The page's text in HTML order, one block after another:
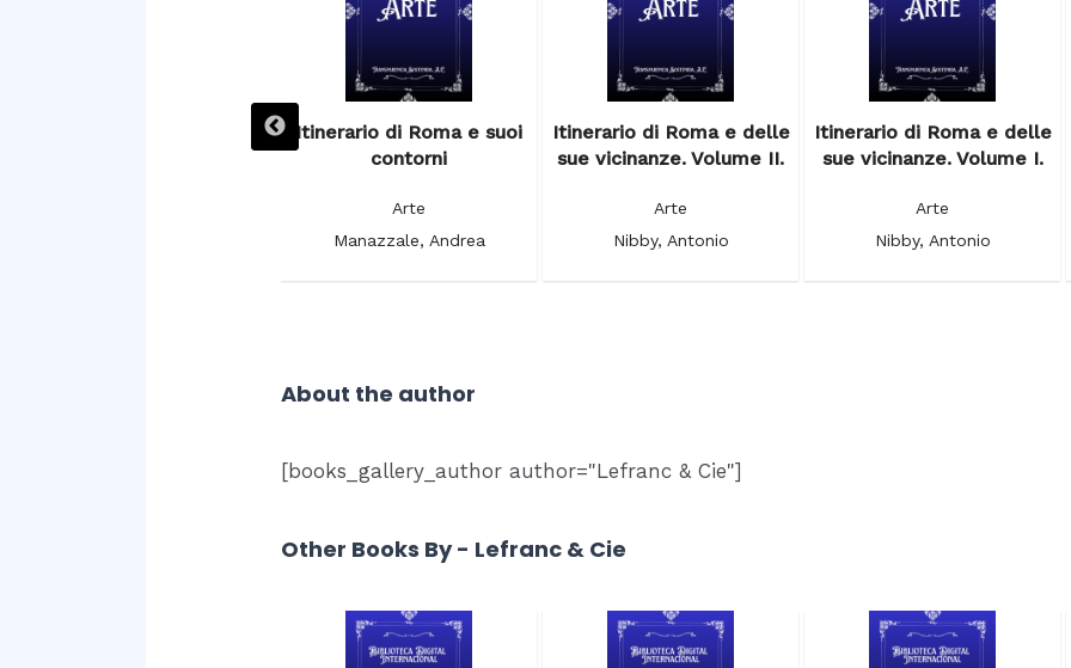
artistique et monumentale,
Itinerario di Roma e suoi
contorni
Arte
Manazzale, Andrea
Itinerario di Roma e delle
sue vicinanze. Volume II.
Arte
Nibby, Antonio
Itinerario di Roma e delle
sue vicinanze. Volume I.
Arte
Nibby, Antonio
About the author
[books_gallery_author author="Lefranc & Cie"]
Other Books By - Lefranc & Cie